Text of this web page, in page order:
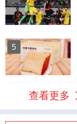
5
查看更多